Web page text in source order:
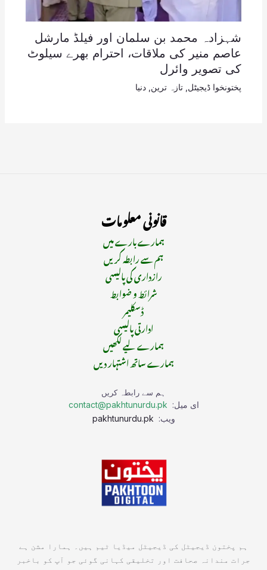
شہزادہ محمد بن سلمان اور فیلڈ مارشل
عاصم منیر کی ملاقات، احترام بھرے سیلوٹ
کی تصویر وائرل
پختونخوا ڈیجیٹل تازہ ترین دنیا
قانونی معلومات
ہمارے بارے میں
ہم سے رابطہ کریں
رازداری کی پالیسی
شرائط و ضوابط
ڈسکلیمر
ادارتی پالیسی
ہمارے لیے لکھیں
ہمارے ساتھ اشتہار دیں
ہم سے رابطہ کریں
ای میل: contact@pakhtunurdu.pk
ویب:
ہم پختون ڈیجیٹل کی ڈیجیٹل میڈیا ٹیم ہیں۔ ہمارا مشن ہے
جرات مندانہ صحافت اور تخلیقی کہانی گوئی جو آپ کو باخبر